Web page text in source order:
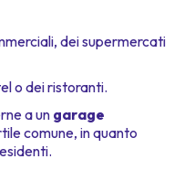
dei supermercati
o dei ristoranti.
a un garage
comune, in quanto